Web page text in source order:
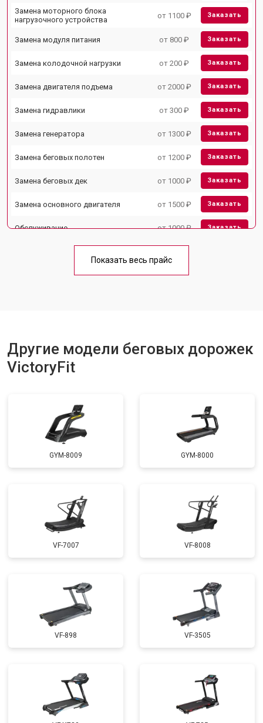
Замена моторного блока
нагрузочного устройства
от 1100 ₽ Заказать
Замена модуля питания от 800 ₽ Заказать
Замена колодочной нагрузки от 200 ₽ Заказать
Замена двигателя подъема от 2000 ₽ Заказать
Замена гидравлики от 300 ₽ Заказать
Замена генератора от 1300 ₽ Заказать
Замена беговых полотен от 1200 ₽ Заказать
Замена беговых дек от 1000 ₽ Заказать
Замена основного двигателя от 1500 ₽ Заказать
Обслуживание от 1000 ₽ Заказать
Замена блока питания от 1000 ₽
Показать весь прайс
Другие модели беговых дорожек
VictoryFit
GYM-8009 GYM-8000
VF-7007 VF-8008
VF-898 VF-3505